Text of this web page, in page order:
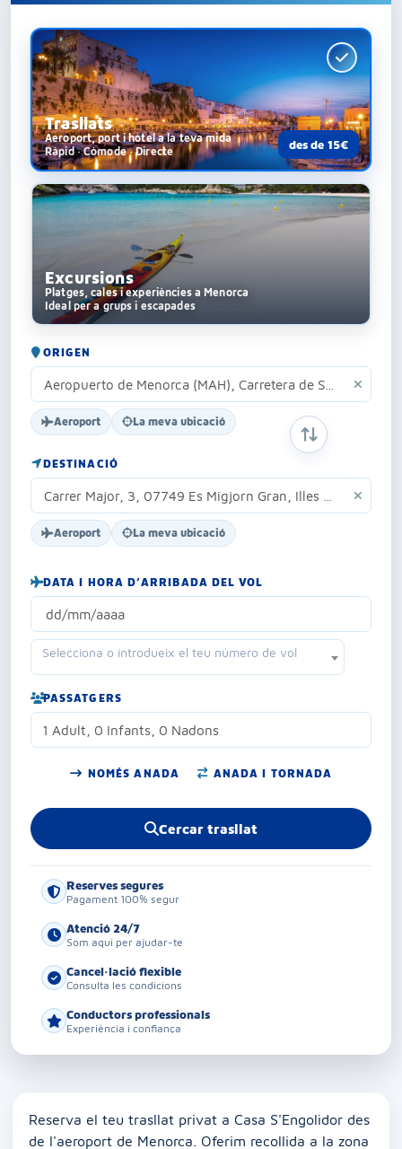
Trasllats
Aeroport, port i hotel a la teva mida
Ràpid · Còmode · Directe
des de 15€
Excursions
Platges, cales i experiències a Menorca
Ideal per a grups i escapades
ORIGEN
Aeroport La meva ubicació
DESTINACIÓ
Aeroport La meva ubicació
DATA I HORA D’ARRIBADA DEL VOL
Selecciona o introdueix el teu número de vol
PASSATGERS
1 Adult, 0 Infants, 0 Nadons
NOMÉS ANADA ANADA I TORNADA
Cercar trasllat
Reserves segures
Pagament 100% segur
Atenció 24/7
Som aquí per ajudar-te
Cancel·lació flexible
Consulta les condicions
Conductors professionals
Experiència i confiança
Reserva el teu trasllat privat a Casa S'Engolidor des
de l'aeroport de Menorca. Oferim recollida a la zona